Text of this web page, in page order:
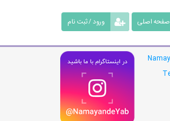
ورود / ثبت نام صفحه اصلی